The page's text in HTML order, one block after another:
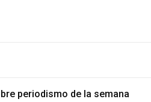
periodismo de la semana